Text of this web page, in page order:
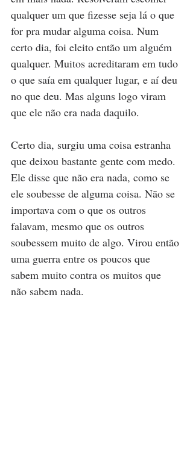
qualquer um que fizesse seja lá o que
for pra mudar alguma coisa. Num
certo dia, foi eleito então um alguém
qualquer. Muitos acreditaram em tudo
o que saía em qualquer lugar, e aí deu
no que deu. Mas alguns logo viram
que ele não era nada daquilo.
Certo dia, surgiu uma coisa estranha
que deixou bastante gente com medo.
Ele disse que não era nada, como se
ele soubesse de alguma coisa. Não se
importava com o que os outros
falavam, mesmo que os outros
soubessem muito de algo. Virou então
uma guerra entre os poucos que
sabem muito contra os muitos que
não sabem nada.